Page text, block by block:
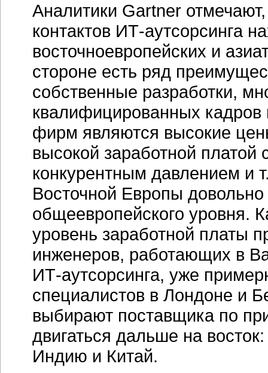
Аналитики Gartner
контактов ИТ-аутсорсинга
восточноевропейских и
стороне есть ряд
собственные разработки,
квалифицированных кадров
фирм являются высокие
высокой заработной
конкурентным давлением и
Восточной Европы
общеевропейского уровня.
уровень заработной платы
инженеров, работающих в
ИТ-аутсорсинга, уже
специалистов в Лондоне и
выбирают поставщика по
двигаться дальше на
Индию и Китай.